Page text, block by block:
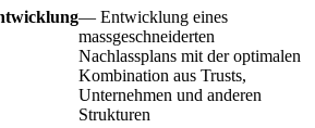
— Entwicklung eines
massgeschneiderten
Nachlassplans mit der optimalen
Kombination aus Trusts,
Unternehmen und anderen
Strukturen